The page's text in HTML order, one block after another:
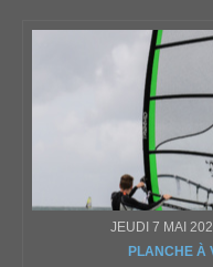
JEUDI 7 MAI
PLANCHE À